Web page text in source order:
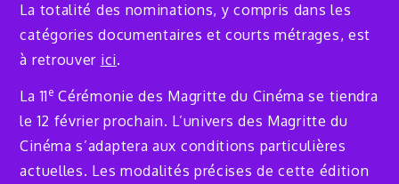
La totalité des nominations, y compris dans les
catégories documentaires et courts métrages, est
à retrouver ici.
La 11 e Cérémonie des Magritte du Cinéma se tiendra
le 12 février prochain. L’univers des Magritte du
Cinéma s’adaptera aux conditions particulières
actuelles. Les modalités précises de cette édition